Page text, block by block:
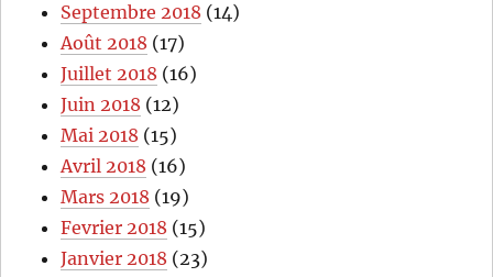
Septembre 2018 (14)
Août 2018 (17)
Juillet 2018 (16)
Juin 2018 (12)
Mai 2018 (15)
Avril 2018 (16)
Mars 2018 (19)
Fevrier 2018 (15)
Janvier 2018 (23)